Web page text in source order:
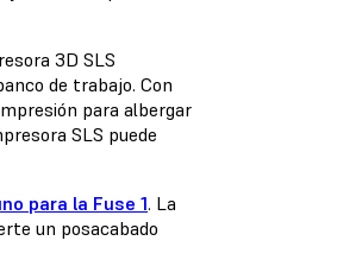
3D SLS
de trabajo. Con
para albergar
SLS puede
para la Fuse 1. La
un posacabado